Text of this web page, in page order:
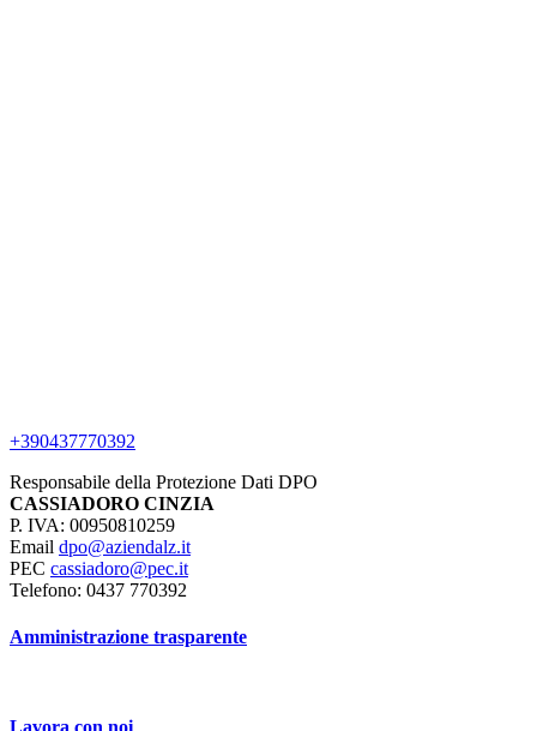
+390437770392
Responsabile della Protezione Dati DPO
CASSIADORO CINZIA
P. IVA: 00950810259
Email dpo@aziendalz.it
PEC cassiadoro@pec.it
Telefono: 0437 770392
Amministrazione trasparente
Lavora con noi